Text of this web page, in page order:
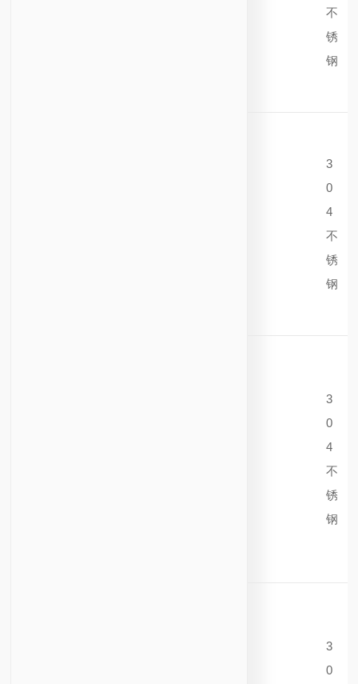
不
锈
钢
3
0
4
不
锈
钢
3
0
4
不
锈
钢
3
0